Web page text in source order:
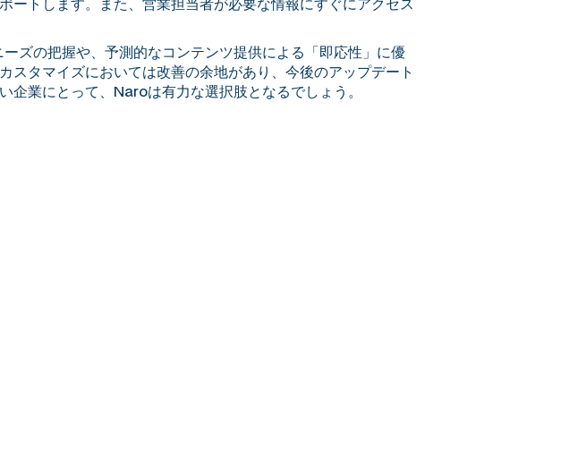
ズの把握や、予測的なコンテンツ提供による「即応性」に優
タマイズにおいては改善の余地があり、今後のアップデート
業にとって、Naroは有力な選択肢となるでしょう。